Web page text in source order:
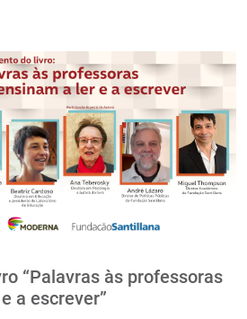
PT
“Palavras às professoras
a escrever”